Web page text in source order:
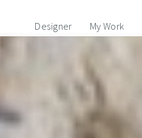
Designer My Work